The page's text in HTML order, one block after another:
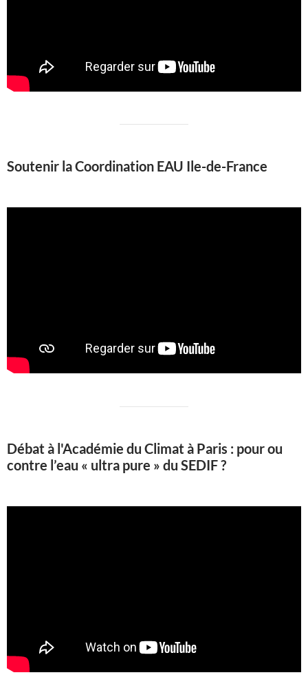
Soutenir la Coordination EAU Ile-de-France
Débat à l'Académie du Climat à Paris : pour ou
contre l’eau « ultra pure » du SEDIF ?